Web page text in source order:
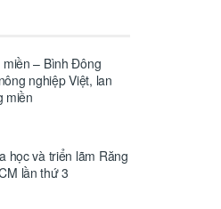
– Bình Đông
nghiệp Việt, lan
miền
học và triển lãm Răng
lần thứ 3